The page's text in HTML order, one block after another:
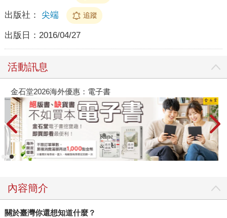
出版社： 尖端 追蹤
出版日： 2016/04/27
活動訊息
金石堂2026海外優惠：電子書
內容簡介
關於臺灣你還想知道什麼？